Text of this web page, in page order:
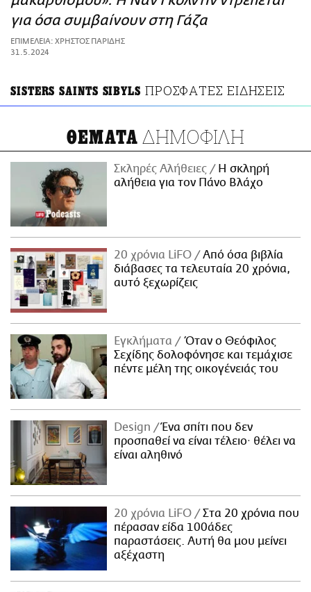
ΑΜΠΑ
PRINT
για όσα συμβαίνουν στη Γάζα
ΕΠΙΜΕΛΕΙΑ: ΧΡΗΣΤΟΣ ΠΑΡΙΔΗΣ
31.5.2024
SISTERS SAINTS SIBYLS ΠΡΟΣΦΑΤΕΣ ΕΙΔΗΣΕΙΣ
ΘΕΜΑΤΑ ΔΗΜΟΦΙΛΗ
Σκληρές Αλήθειες
H σκληρή
αλήθεια για τον Πάνο Βλάχο
20 χρόνια LiFO
Από όσα βιβλία
διάβασες τα τελευταία 20 χρόνια,
αυτό ξεχωρίζεις
Εγκλήματα
Όταν ο Θεόφιλος
Σεχίδης δολοφόνησε και τεμάχισε
πέντε μέλη της οικογένειάς του
Design
Ένα σπίτι που δεν
προσπαθεί να είναι τέλειο· θέλει να
είναι αληθινό
20 χρόνια LiFO
Στα 20 χρόνια που
πέρασαν είδα 100άδες
παραστάσεις. Αυτή θα μου μείνει
αξέχαστη